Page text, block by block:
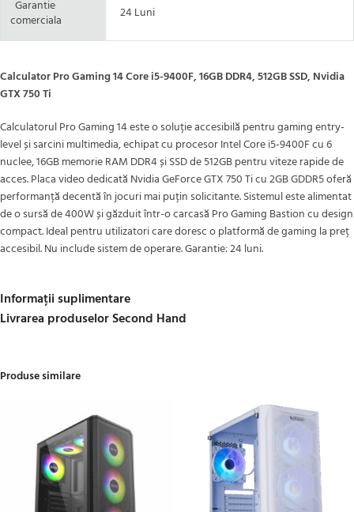
Garantie
comerciala
24 Luni
Calculator Pro Gaming 14 Core i5-9400F, 16GB DDR4, 512GB SSD, Nvidia
GTX 750 Ti
Calculatorul Pro Gaming 14 este o soluție accesibilă pentru gaming entry-
level și sarcini multimedia, echipat cu procesor Intel Core i5-9400F cu 6
nuclee, 16GB memorie RAM DDR4 și SSD de 512GB pentru viteze rapide de
acces. Placa video dedicată Nvidia GeForce GTX 750 Ti cu 2GB GDDR5 oferă
performanță decentă în jocuri mai puțin solicitante. Sistemul este alimentat
de o sursă de 400W și găzduit într-o carcasă Pro Gaming Bastion cu design
compact. Ideal pentru utilizatori care doresc o platformă de gaming la preț
accesibil. Nu include sistem de operare. Garantie: 24 luni.
Informații suplimentare
Livrarea produselor Second Hand
Produse similare